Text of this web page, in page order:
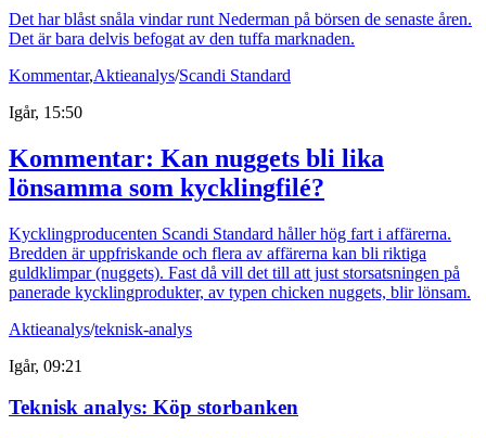
Det har blåst snåla vindar runt Nederman på börsen de senaste åren.
Det är bara delvis befogat av den tuffa marknaden.
Kommentar,Aktieanalys/Scandi Standard
Igår, 15:50
Kommentar: Kan nuggets bli lika
lönsamma som kycklingfilé?
Kycklingproducenten Scandi Standard håller hög fart i affärerna.
Bredden är uppfriskande och flera av affärerna kan bli riktiga
guldklimpar (nuggets). Fast då vill det till att just storsatsningen på
panerade kycklingprodukter, av typen chicken nuggets, blir lönsam.
Aktieanalys/teknisk-analys
Igår, 09:21
Teknisk analys: Köp storbanken